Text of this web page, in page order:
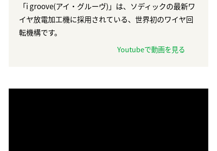
「i groove(アイ・グルーヴ)」は、ソディックの最新ワ
イヤ放電加工機に採用されている、世界初のワイヤ回
転機構です。
Youtubeで動画を見る